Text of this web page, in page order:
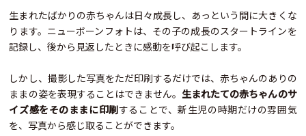
生まれたばかりの赤ちゃんは日々成長し、あっという間に大きくな
ります。ニューボーンフォトは、その子の成長のスタートラインを
記録し、後から見返したときに感動を呼び起こします。
しかし、撮影した写真をただ印刷するだけでは、赤ちゃんのありの
ままの姿を表現することはできません。 生まれたての赤ちゃんのサ
イズ感をそのままに印刷することで、新生児の時期だけの雰囲気
を、写真から感じ取ることができます。